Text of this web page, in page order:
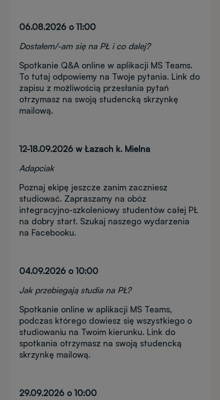
06.08.2026 o 11:00
Dostałem/-am się na PŁ i co dalej?
Spotkanie Q&A online w aplikacji MS Teams.
To tutaj odpowiemy na Twoje pytania. Link do
zapisu z możliwością przesłania pytań
otrzymasz na swoją studencką skrzynkę
mailową.
12-18.09.2026 w Łazach k. Mielna
Adapciak
Poznaj ekipę jeszcze zanim zaczniesz
studiować. Zapraszamy na obóz
integracyjno-szkoleniowy studentów całej PŁ
na dobry start. Szukaj naszego wydarzenia
na Facebooku.
04.09.2026 o 10:00
Jak przebiegają studia na PŁ?
Spotkanie online w aplikacji MS Teams,
podczas którego dowiesz się wszystkiego o
studiowaniu na Twoim kierunku. Link do
spotkania otrzymasz na swoją studencką
skrzynkę mailową.
29.09.2026 o 10:00